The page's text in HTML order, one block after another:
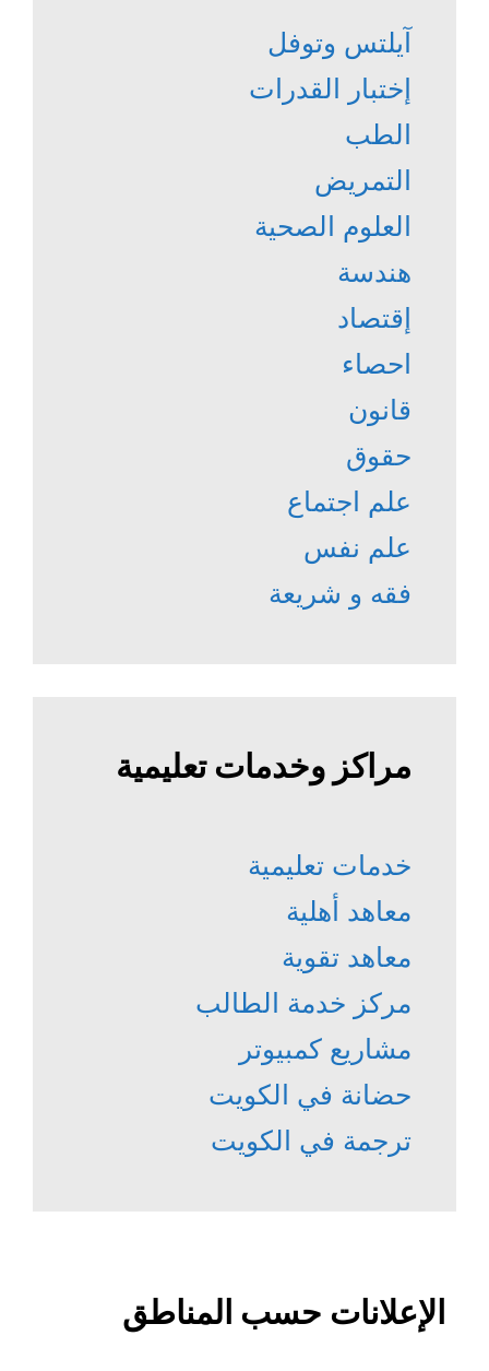
آيلتس وتوفل
إختبار القدرات
الطب
التمريض
العلوم الصحية
هندسة
إقتصاد
احصاء
قانون
حقوق
علم اجتماع
علم نفس
فقه و شريعة
مراكز وخدمات تعليمية
خدمات تعليمية
معاهد أهلية
معاهد تقوية
مركز خدمة الطالب
مشاريع كمبيوتر
حضانة في الكويت
ترجمة في الكويت
الإعلانات حسب المناطق